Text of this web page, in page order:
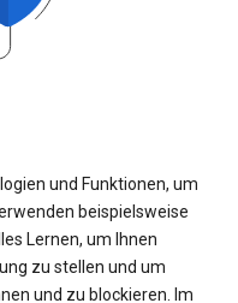
und Funktionen, um
beispielsweise
Lernen, um Ihnen
zu stellen und um
und zu blockieren. Im